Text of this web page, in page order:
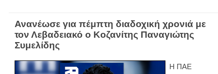
Ανανέωσε για πέμπτη διαδοχική χρονιά με
τον Λεβαδειακό ο Κοζανίτης Παναγιώτης
Συμελίδης
Η ΠΑΕ